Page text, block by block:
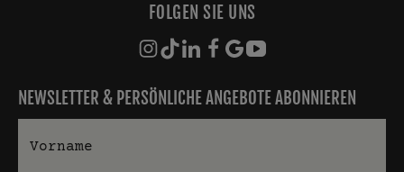
FOLGEN SIE UNS
NEWSLETTER & PERSÖNLICHE ANGEBOTE ABONNIEREN